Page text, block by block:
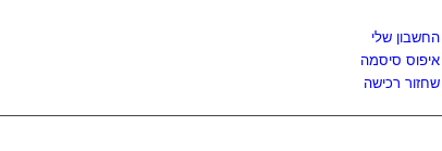
החשבון שלי
איפוס סיסמה
שחזור רכישה